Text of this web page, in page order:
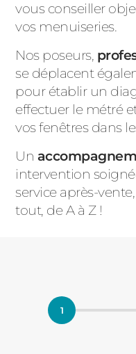
vous conseiller
vos menuiseries.
Nos poseurs,
se déplacent
pour établir un
effectuer le métré
vos fenêtres dans
Un
intervention
service après-
tout, de A à Z !